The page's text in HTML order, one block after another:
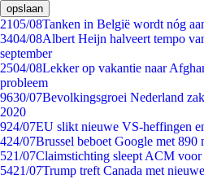
opslaan
2105/08Tanken in België wordt nóg
3404/08Albert Heijn halveert tempo
september
2504/08Lekker op vakantie naar
probleem
9630/07Bevolkingsgroei Nederland
2020
924/07EU slikt nieuwe VS-heffingen
424/07Brussel beboet Google met
521/07Claimstichting sleept ACM
5421/07Trump treft Canada met